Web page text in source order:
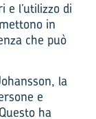
e l’utilizzo di
in
che può
la
e
ha